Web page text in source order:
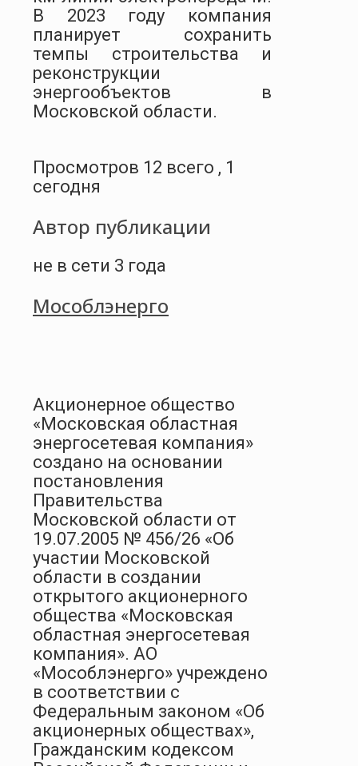
В 2023 году компания
планирует сохранить
темпы строительства и
реконструкции
энергообъектов в
Московской области.
Просмотров 12 всего , 1
сегодня
Автор публикации
не в сети 3 года
Мособлэнерго
Акционерное общество
«Московская областная
энергосетевая компания»
создано на основании
постановления
Правительства
Московской области от
19.07.2005 № 456/26 «Об
участии Московской
области в создании
открытого акционерного
общества «Московская
областная энергосетевая
компания». АО
«Мособлэнерго» учреждено
в соответствии с
Федеральным законом «Об
акционерных обществах»,
Гражданским кодексом